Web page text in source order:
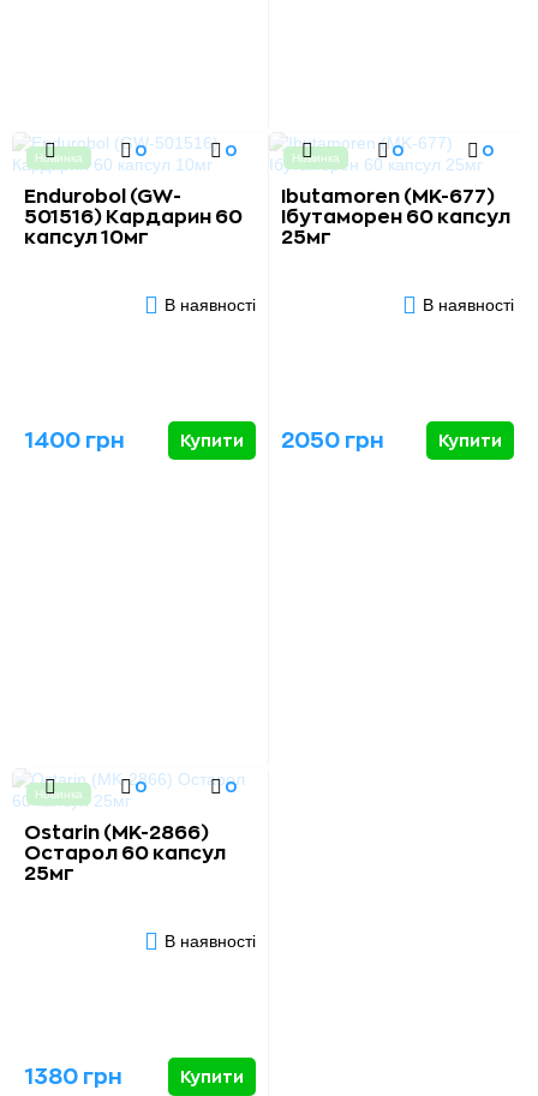
Новинка 0 0
Endurobol (GW-
501516) Кардарин 60
капсул 10мг
В наявності
1400 грн Купити
Новинка 0 0
Ibutamoren (MK-677)
Ібутаморен 60 капсул
25мг
В наявності
2050 грн Купити
Новинка 0 0
Ostarin (MK-2866)
Остарол 60 капсул
25мг
В наявності
1380 грн Купити